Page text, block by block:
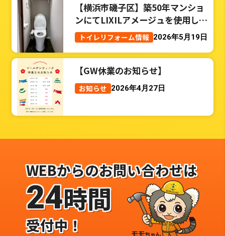
【横浜市磯子区】築50年マンショ
ンにてLIXILアメージュを使用した
トイレリフォーム事例
トイレリフォーム情報 2026年5月19日
【GW休業のお知らせ】
お知らせ 2026年4月27日
WEBからのお問い合わせは
24時間
受付中！